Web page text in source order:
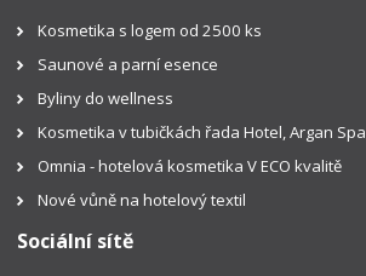
Kosmetika s logem od 2500 ks
Saunové a parní esence
Byliny do wellness
Kosmetika v tubičkách řada Hotel, Argan Spa
Omnia - hotelová kosmetika V ECO kvalitě
Nové vůně na hotelový textil
Sociální sítě